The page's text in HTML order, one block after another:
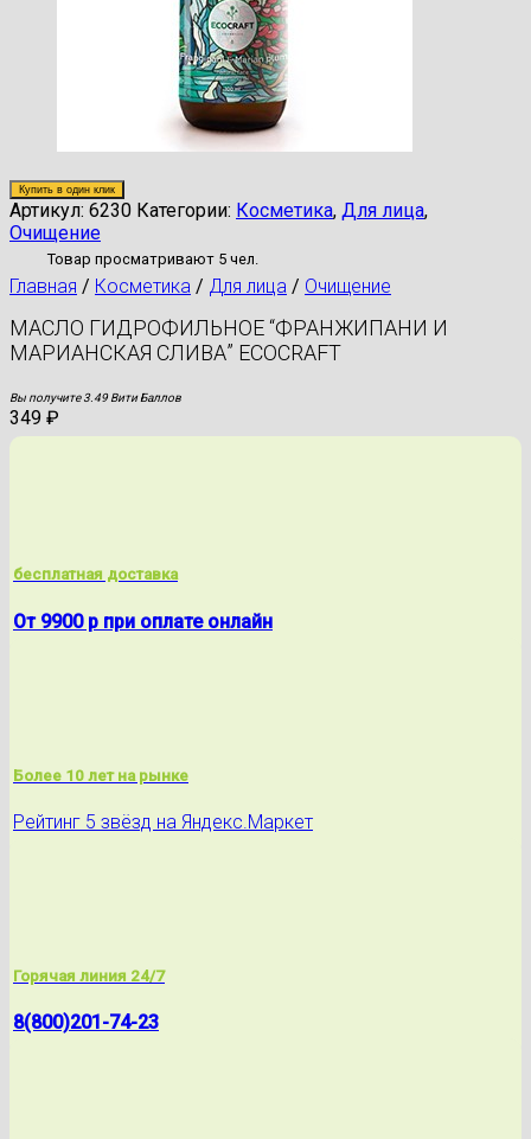
Купить в один клик
Артикул: 6230 Категории: Косметика, Для лица,
Очищение
Товар просматривают 5 чел.
Главная / Косметика / Для лица / Очищение
МАСЛО ГИДРОФИЛЬНОЕ “ФРАНЖИПАНИ И
МАРИАНСКАЯ СЛИВА” ECOCRAFT
Вы получите 3.49 Вити Баллов
349 ₽
бесплатная доставка
От 9900 р при оплате онлайн
Более 10 лет на рынке
Рейтинг 5 звёзд на Яндекс.Маркет
Горячая линия 24/7
8(800)201-74-23